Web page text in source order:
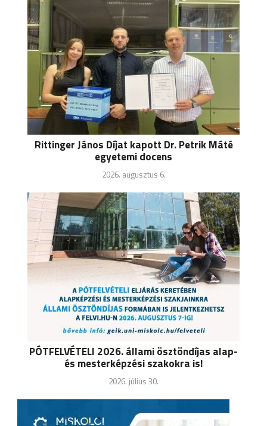
Rittinger János Díjat kapott Dr. Petrik Máté
egyetemi docens
2026. augusztus 6.
PÓTFELVÉTELI 2026. állami ösztöndíjas alap-
és mesterképzési szakokra is!
2026. július 30.